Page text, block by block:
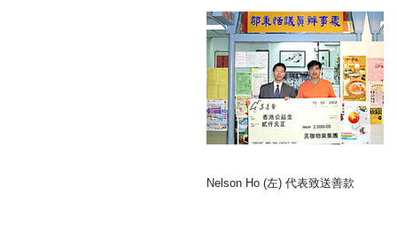
Nelson Ho (左) 代表致送善款